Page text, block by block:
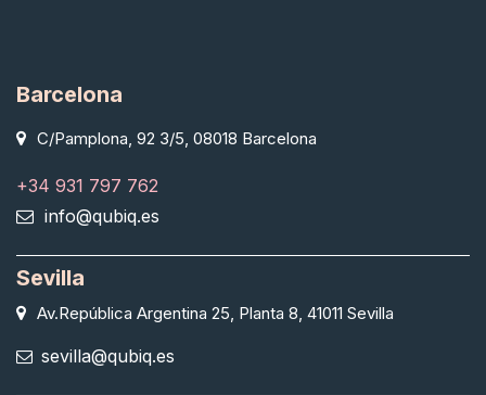
Barcelona
C/Pamplona, 92 3/5, 08018 Barcelona
+34 931 797 762
info@qubiq.es
Sevilla
Av.República Argentina 25, Planta 8, 41011 Sevilla
sevilla@qubiq.es